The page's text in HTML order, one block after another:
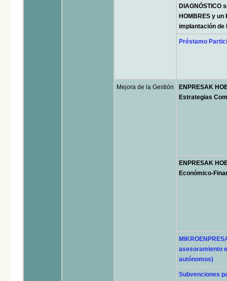
DIAGNÓSTICO
HOMBRES y un
implantación de
Préstamo
Mejora de la Gestión
ENPRESAK
Estrategias
ENPRESAK
Económico-
asesoramiento
autónomos)
Subvenciones